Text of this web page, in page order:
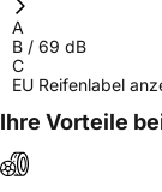
A
B / 69 dB
C
EU Reifenlabel
Ihre Vorteile